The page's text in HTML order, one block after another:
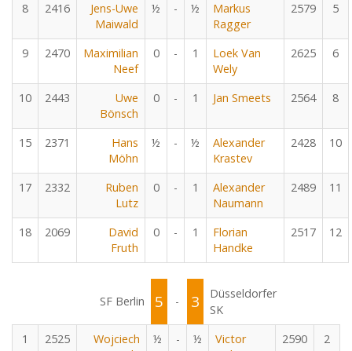
8 2416
Jens-Uwe
Maiwald
½ - ½
Markus
Ragger
2579 5
9 2470
Maximilian
Neef
0 - 1
Loek Van
Wely
2625 6
10 2443
Uwe
Bönsch
0 - 1 Jan Smeets 2564 8
15 2371
Hans
Möhn
½ - ½
Alexander
Krastev
2428 10
17 2332
Ruben
Lutz
0 - 1
Alexander
Naumann
2489 11
18 2069
David
Fruth
0 - 1
Florian
Handke
2517 12
SF Berlin 5 - 3
Düsseldorfer
SK
1
2525
Wojciech
½ - ½
Victor
2590 2